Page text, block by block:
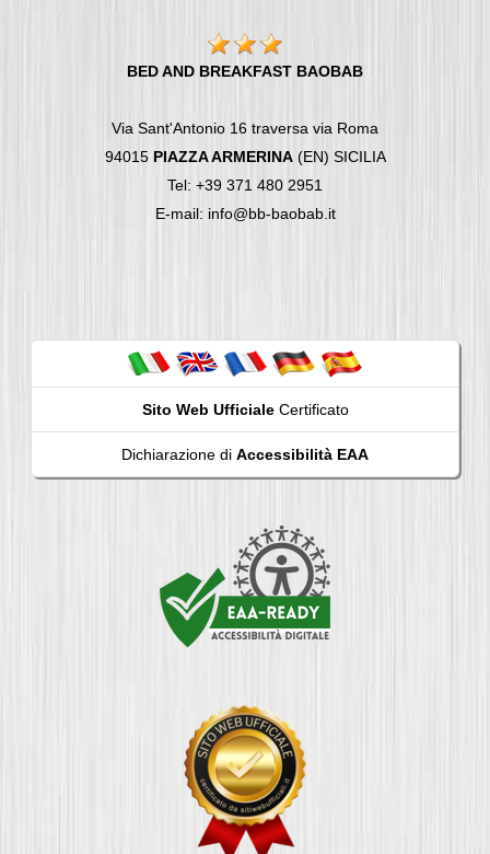
BED AND BREAKFAST BAOBAB
Via Sant'Antonio 16 traversa via Roma
94015 PIAZZA ARMERINA(EN) SICILIA
Tel: +39 371 480 2951
E-mail: info@bb-baobab.it
Sito Web UfficialeCertificato
Dichiarazione di Accessibilità EAA